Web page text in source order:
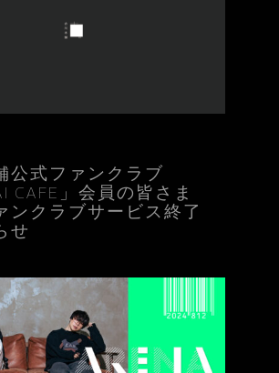
公式ファンクラブ
CAFE」会員の皆さま
ンクラブサービス終了
せ